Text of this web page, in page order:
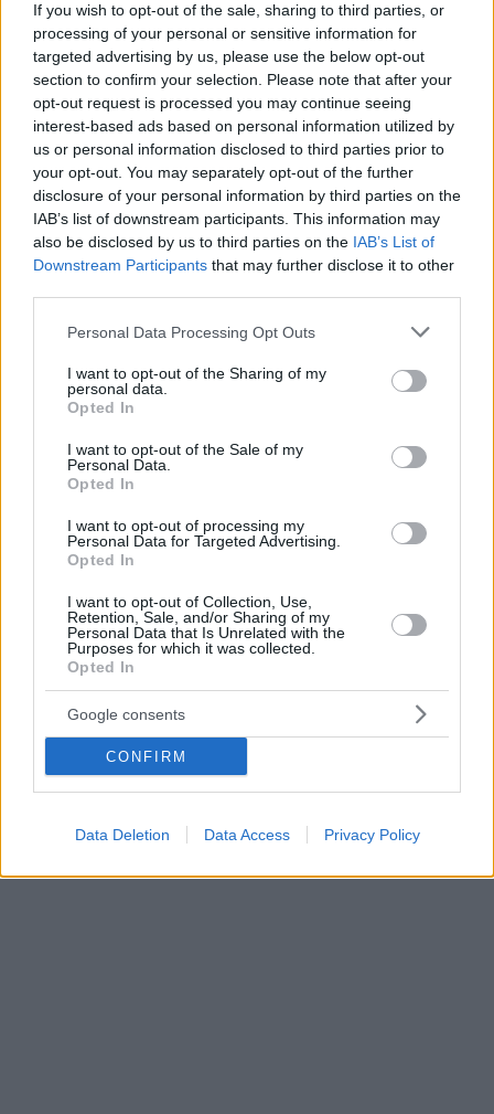
If you wish to opt-out of the sale, sharing to third parties, or
processing of your personal or sensitive information for
targeted advertising by us, please use the below opt-out
section to confirm your selection. Please note that after your
opt-out request is processed you may continue seeing
interest-based ads based on personal information utilized by
us or personal information disclosed to third parties prior to
your opt-out. You may separately opt-out of the further
disclosure of your personal information by third parties on the
IAB’s list of downstream participants. This information may
also be disclosed by us to third parties on the IAB’s List of
Downstream Participants that may further disclose it to other
Please note that this website/app uses one or more Google
not limited to your visit or usage behaviour. You may click to
grant or deny consent to Google and its third-party tags to
use your data for below specified purposes in below Google
consent section.
Personal Data Processing Opt Outs
I want to opt-out of the Sharing of my
personal data.
Opted In
I want to opt-out of the Sale of my
Personal Data.
Opted In
I want to opt-out of processing my
Personal Data for Targeted Advertising.
Opted In
I want to opt-out of Collection, Use,
Retention, Sale, and/or Sharing of my
Personal Data that Is Unrelated with the
Purposes for which it was collected.
Opted In
Google consents
CONFIRM
Data Deletion Data Access Privacy Policy
κοινότητες, που
προέβλεπε το εκ των
Συμφωνιών της
Ζυρίχης και του
Λονδίνου Σύνταγμα
(1960), προκαλούσε
σοβαράδυσλειτουργία
των Θεσμών
ΔΗΜΗΤΡΙΟΣ
ΒΑΡΤΖΟΠΟΥΛΟΣ
Ευρωπαϊκοί εξοπλισμοί
Η χώρα μας εκκίνησε
ένα μεγαλεπήβολο
εξοπλιστικό
πρόγραμμα. Το
οικονομικό και
χρονικό μέγεθος του
εγχειρήματος
προσδιορίζει την
κυριολεκτικώς
σημασία. Ο αμυντικός
εκσυγχρονισμός
αναπτύσσεται στην
αυγή μιας νέας
εποχής. Ενώ
αναδύεται ένα νέο
γεωπολιτικό πλαίσιο
αναφοράς.
02.04.2021, 06:24
ΔΗΜΗΤΡΙΟΣ
ΒΑΡΤΖΟΠΟΥΛΟΣ
Επέκταση στα 12 ν.μ.
και στο Αιγαίο εάν δεν
Η επέκταση της
κυριαρχίας στα 12 ν.μ.
ιστορική επιτομή μιας
σειράς εξαιρετικών
κινήσεων: των
συμφωνιών με την
Ιταλία, την Αίγυπτο
και την Αλβανία.
26.01.2021, 06:38 44